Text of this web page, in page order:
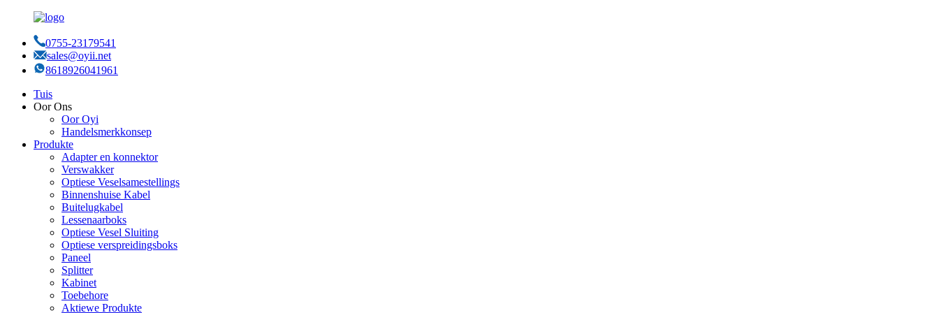
0755-23179541
sales@oyii.net
8618926041961
Tuis
Oor Ons
Oor Oyi
Handelsmerkkonsep
Produkte
Adapter en konnektor
Verswakker
Optiese Veselsamestellings
Binnenshuise Kabel
Buitelugkabel
Lessenaarboks
Optiese Vesel Sluiting
Optiese verspreidingsboks
Paneel
Splitter
Kabinet
Toebehore
Aktiewe Produkte